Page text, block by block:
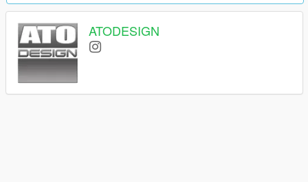
ATODESIGN